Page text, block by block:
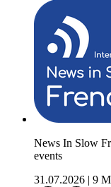
News In Slow
events
31.07.2026
9